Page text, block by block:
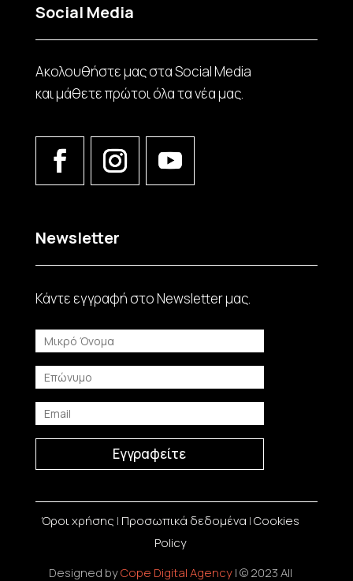
Social Media
Ακολουθήστε μας στα Social Media
και μάθετε πρώτοι όλα τα νέα μας.
Newsletter
Κάντε εγγραφή στο Νewsletter μας.
Εγγραφείτε
Όροι χρήσης | Προσωπικά δεδομένα |Cookies
Policy
Designed byCope Digital Agency| © 2023 All